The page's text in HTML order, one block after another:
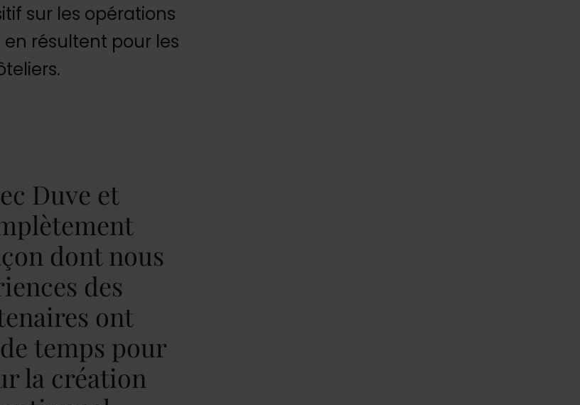
sur les opérations
en résultent pour les
Duve et
dont nous
des
ont
temps pour
la création